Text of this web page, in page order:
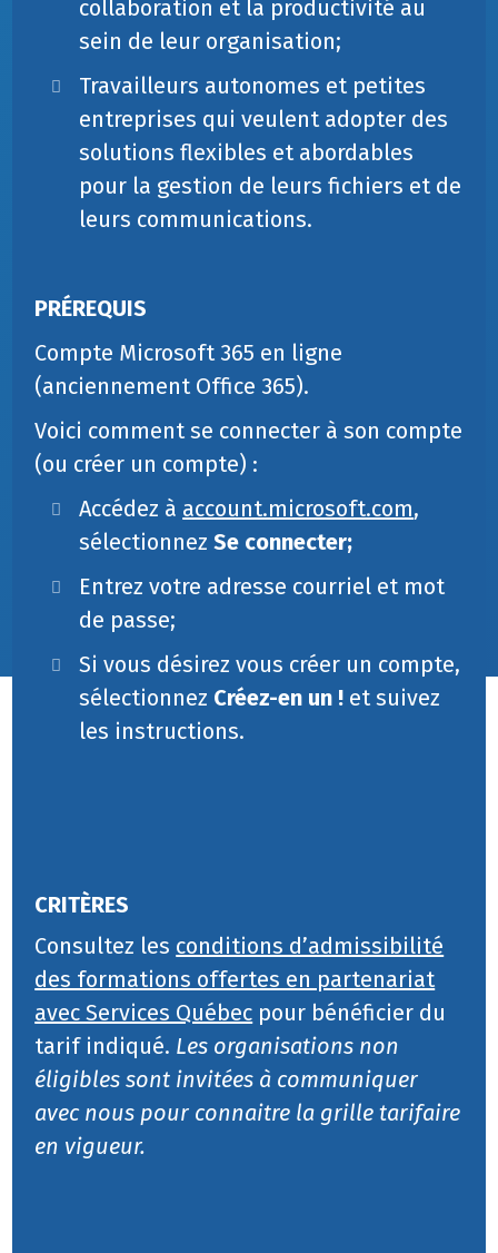
collaboration et la productivité au
sein de leur organisation;
Travailleurs autonomes et petites
entreprises qui veulent adopter des
solutions flexibles et abordables
pour la gestion de leurs fichiers et de
leurs communications.
PRÉREQUIS
Compte Microsoft 365 en ligne
(anciennement Office 365).
Voici comment se connecter à son compte
(ou créer un compte) :
Accédez à account.microsoft.com,
sélectionnezSe connecter;
Entrez votre adresse courriel et mot
de passe;
Si vous désirez vous créer un compte,
sélectionnez Créez-en un ! et suivez
les instructions.
CRITÈRES
Consultez les conditions d’admissibilité
des formations offertes en partenariat
avec Services Québec pour bénéficier du
tarif indiqué. Les organisations non
éligibles sont invitées à communiquer
avec nous pour connaitre la grille tarifaire
en vigueur.